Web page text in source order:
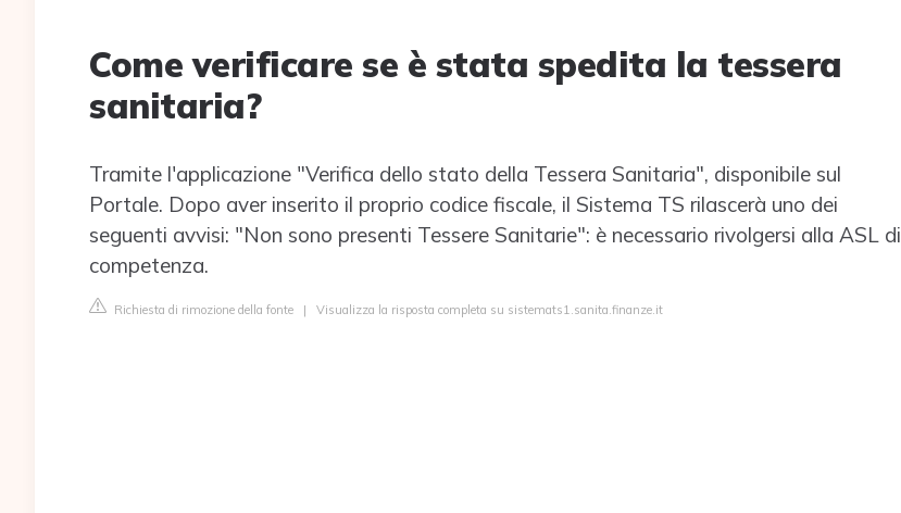
Come verificare se è stata spedita la tessera
sanitaria?
Tramite l'applicazione "Verifica dello stato della Tessera Sanitaria", disponibile sul
Portale. Dopo aver inserito il proprio codice fiscale, il Sistema TS rilascerà uno dei
seguenti avvisi: "Non sono presenti Tessere Sanitarie": è necessario rivolgersi alla ASL di
competenza.
Richiesta di rimozione della fonte | Visualizza la risposta completa su sistemats1.sanita.finanze.it